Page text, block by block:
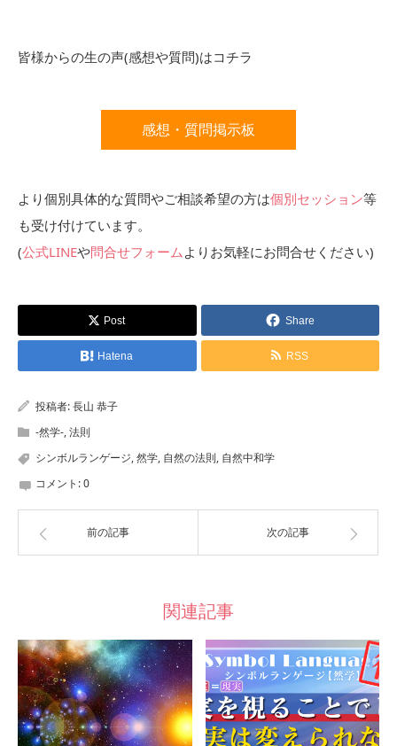
皆様からの生の声(感想や質問)はコチラ
感想・質問掲示板
より個別具体的な質問やご相談希望の方は個別セッション等
も受け付けています。
(公式LINEや問合せフォームよりお気軽にお問合せください)
Post Share
Hatena RSS
投稿者:長山 恭子
-然学-,法則
シンボルランゲージ,然学, 自然の法則, 自然中和学
コメント:0
前の記事 次の記事
関連記事